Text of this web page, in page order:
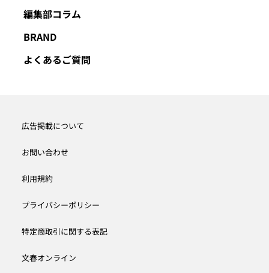
編集部コラム
BRAND
よくあるご質問
広告掲載について
お問い合わせ
利用規約
プライバシーポリシー
特定商取引に関する表記
文春オンライン